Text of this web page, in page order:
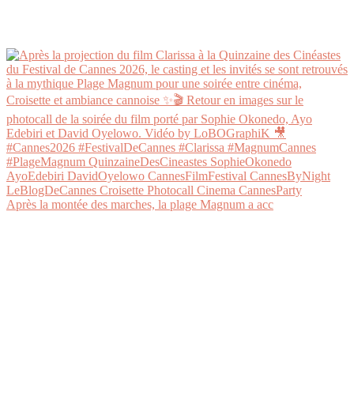
Après la montée des marches, la plage Magnum a acc